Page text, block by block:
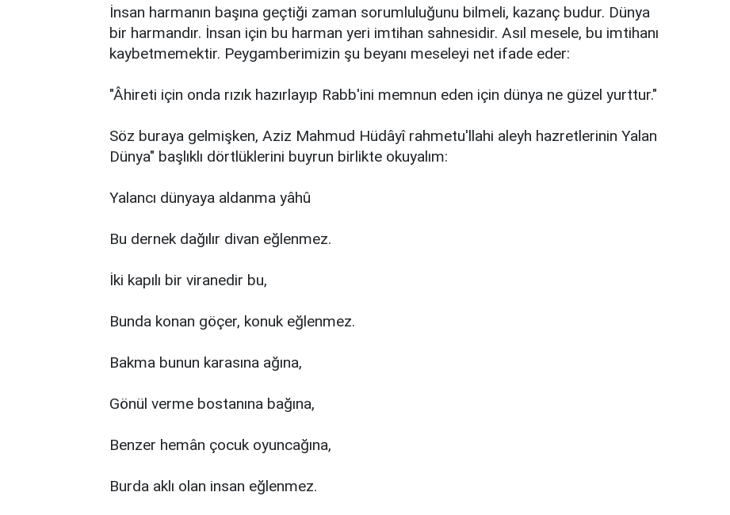
İnsan harmanın başına geçtiği zaman sorumluluğunu bilmeli, kazanç budur. Dünya
bir harmandır. İnsan için bu harman yeri imtihan sahnesidir. Asıl mesele, bu imtihanı
kaybetmemektir. Peygamberimizin şu beyanı meseleyi net ifade eder:
"Âhireti için onda rızık hazırlayıp Rabb'ini memnun eden için dünya ne güzel yurttur."
Söz buraya gelmişken, Aziz Mahmud Hüdâyî rahmetu'llahi aleyh hazretlerinin Yalan
Dünya" başlıklı dörtlüklerini buyrun birlikte okuyalım:
Yalancı dünyaya aldanma yâhû
Bu dernek dağılır divan eğlenmez.
İki kapılı bir viranedir bu,
Bunda konan göçer, konuk eğlenmez.
Bakma bunun karasına ağına,
Gönül verme bostanına bağına,
Benzer hemân çocuk oyuncağına,
Burda aklı olan insan eğlenmez.